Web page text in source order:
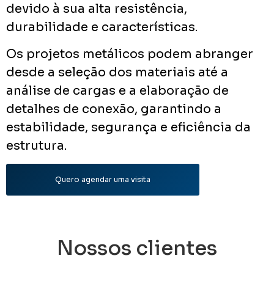
devido à sua alta resistência,
durabilidade e características.
Os projetos metálicos podem abranger
desde a seleção dos materiais até a
análise de cargas e a elaboração de
detalhes de conexão, garantindo a
estabilidade, segurança e eficiência da
estrutura.
Quero agendar uma visita
Nossos clientes